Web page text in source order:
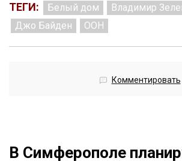
ТЕГИ: Белый дом
Владимир
Джо Байден
ООН
Комментировать
В Симферополе